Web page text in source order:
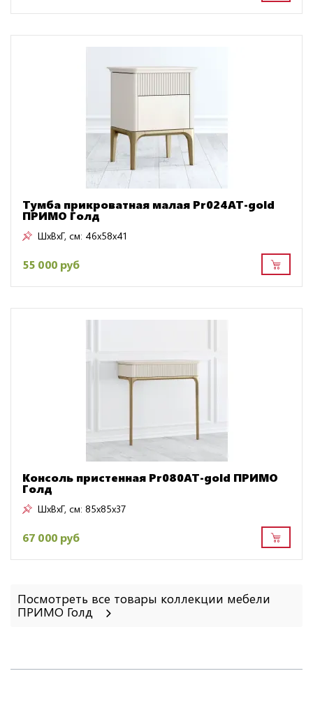
Тумба прикроватная малая Pr024AT-gold
ПРИМО Голд
ШxВxГ, см: 46x58x41
55 000 руб
Консоль пристенная Pr080AT-gold ПРИМО
Голд
ШxВxГ, см: 85x85x37
67 000 руб
Посмотреть все товары коллекции мебели
ПРИМО Голд